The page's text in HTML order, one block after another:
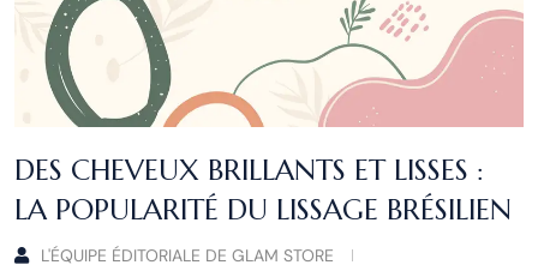
DES CHEVEUX BRILLANTS ET LISSES :
LA POPULARITÉ DU LISSAGE BRÉSILIEN
L'ÉQUIPE ÉDITORIALE DE GLAM STORE